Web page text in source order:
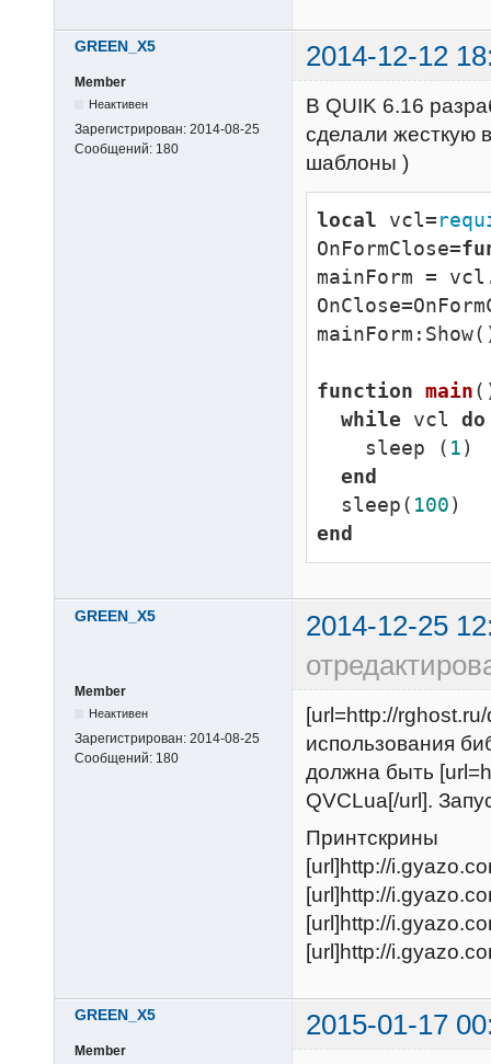
GREEN_X5 2014-12-12
Member
Неактивен
Зарегистрирован: 2014-08-25
Сообщений: 180
В QUIK 6.16
сделали жесткую
шаблоны )
local vcl=
OnFormClose=
mainForm =
function main
while vcl do
    sleep (
1)
end
  sleep(
100
end
GREEN_X5
2014-12-25
Member
Неактивен
Зарегистрирован: 2014-08-25
Сообщений: 180
[url=http://
использования
должна быть
QVCLua[/url].
Принтскрины
[url]http://
[url]http://
[url]http://
[url]http://
GREEN_X5 2015-01-17
Member